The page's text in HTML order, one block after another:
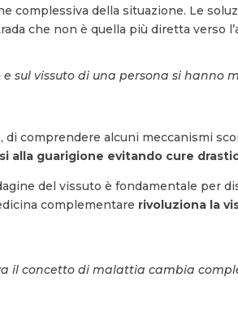
complessiva della situazione. Le
che non è quella più diretta verso
sul vissuto di una persona si hanno
comprendere alcuni meccanismi
alla guarigione evitando cure
del vissuto è fondamentale per
complementare rivoluziona la
il concetto di malattia cambia